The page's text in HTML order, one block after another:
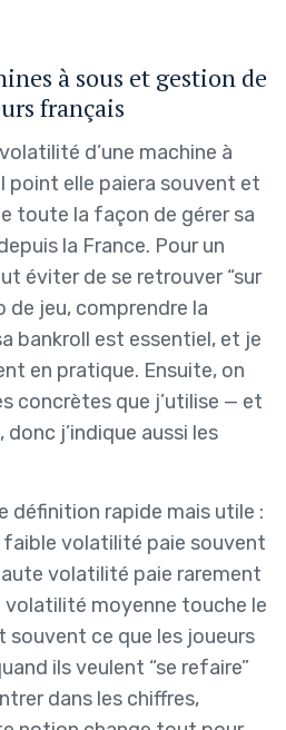
à sous et gestion de
français
d’une machine à
point elle paiera souvent et
toute la façon de gérer sa
la France. Pour un
éviter de se retrouver “sur
de jeu, comprendre la
bankroll est essentiel, et je
en pratique. Ensuite, on
concrètes que j’utilise — et
donc j’indique aussi les
définition rapide mais utile :
faible volatilité paie souvent
volatilité paie rarement
volatilité moyenne touche le
souvent ce que les joueurs
ils veulent “se refaire”
dans les chiffres,